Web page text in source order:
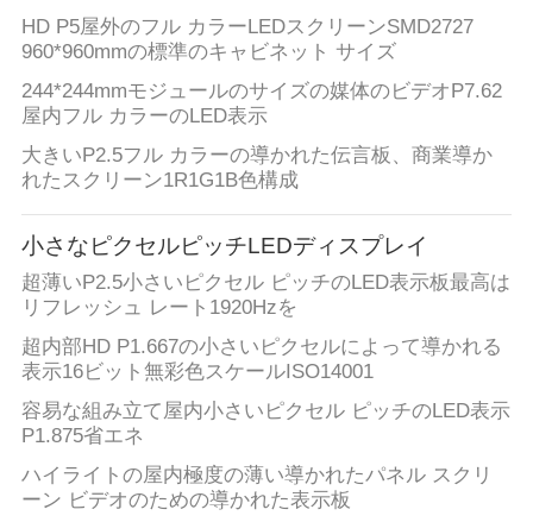
工
場
旅
行
品
質
管
理
私
HD P5屋外のフル カラーLEDスクリーンSMD2727
960*960mmの標準のキャビネット サイズ
244*244mmモジュールのサイズの媒体のビデオP7.62
屋内フル カラーのLED表示
大きいP2.5フル カラーの導かれた伝言板、商業導か
れたスクリーン1R1G1B色構成
小さなピクセルピッチLEDディスプレイ
超薄いP2.5小さいピクセル ピッチのLED表示板最高は
リフレッシュ レート1920Hzを
超内部HD P1.667の小さいピクセルによって導かれる
表示16ビット無彩色スケールISO14001
容易な組み立て屋内小さいピクセル ピッチのLED表示
P1.875省エネ
ハイライトの屋内極度の薄い導かれたパネル スクリ
ーン ビデオのための導かれた表示板